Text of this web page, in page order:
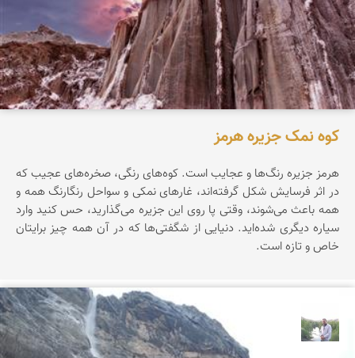
کوه نمک جزیره هرمز
هرمز جزیره‌ رنگ‌ها‌ و عجایب است. کوه‌های رنگی، صخره‌های عجیب که
در اثر فرسایش شکل گرفته‌اند، غارهای نمکی و سواحل رنگارنگ همه و
همه باعث می‌شوند، وقتی پا روی این جزیره می‌گذارید، حس کنید وارد
سیاره‌ دیگری شده‌اید. دنیایی از شگفتی‌ها که در آن همه چیز برایتان
خاص و تازه است.